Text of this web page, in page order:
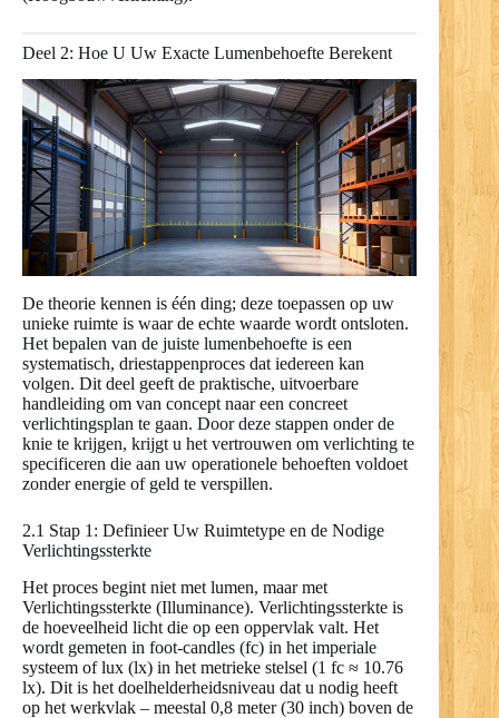
Deel 2: Hoe U Uw Exacte Lumenbehoefte Berekent
De theorie kennen is één ding; deze toepassen op uw
unieke ruimte is waar de echte waarde wordt ontsloten.
Het bepalen van de juiste lumenbehoefte is een
systematisch, driestappenproces dat iedereen kan
volgen. Dit deel geeft de praktische, uitvoerbare
handleiding om van concept naar een concreet
verlichtingsplan te gaan. Door deze stappen onder de
knie te krijgen, krijgt u het vertrouwen om verlichting te
specificeren die aan uw operationele behoeften voldoet
zonder energie of geld te verspillen.
2.1 Stap 1: Definieer Uw Ruimtetype en de Nodige
Verlichtingssterkte
Het proces begint niet met lumen, maar met
Verlichtingssterkte (Illuminance). Verlichtingssterkte is
de hoeveelheid licht die op een oppervlak valt. Het
wordt gemeten in foot-candles (fc) in het imperiale
systeem of lux (lx) in het metrieke stelsel (1 fc ≈ 10.76
lx). Dit is het doelhelderheidsniveau dat u nodig heeft
op het werkvlak – meestal 0,8 meter (30 inch) boven de